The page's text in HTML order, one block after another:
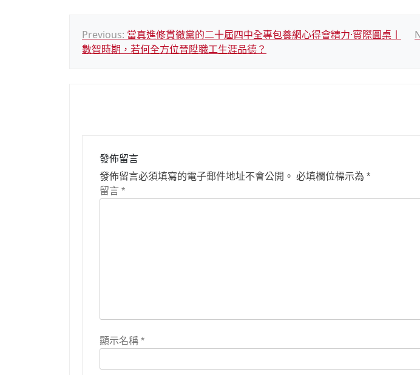
文
章
Previous: 當真進修貫徹黨的二十屆四中全專包養網心得會精力·實際圓桌丨
數智時期，若何全方位晉陞職工生涯品德？
發佈留言
發佈留言必須填寫的電子郵件地址不會公開。 必填欄位標示為 *
留言 *
顯示名稱 *